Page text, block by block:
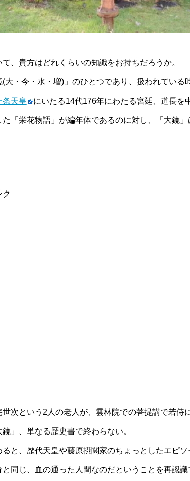
、貴方はどれくらいの知識をお持ちだろうか。
(大・今・水・増)」のひとつであり、扱われてい
条天皇 にいたる14代176年にわたる宮廷、道長を
「栄花物語」が編年体であるのに対し、「大鏡」
ク
次という2人の老人が、雲林院での菩提講で若侍
」、単なる歴史書で終わらない。
と、歴代天皇や藤原摂関家のちょっとしたエピ
同じ、血の通った人間なのだということを再認識